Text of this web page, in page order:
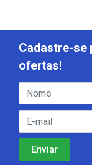
Cadastre-se
ofertas!